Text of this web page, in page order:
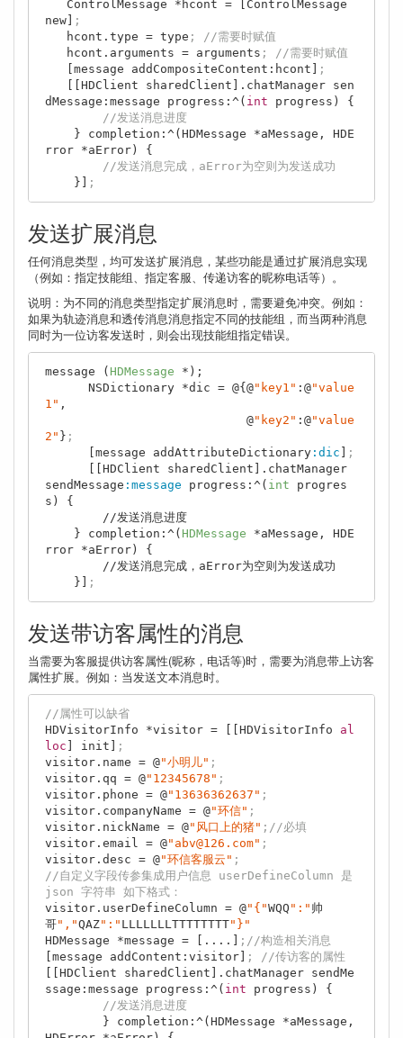
new]
;
   hcont.type = type
; //需要时赋值
   hcont.arguments = arguments
; //需要时赋值
   [message addCompositeContent:hcont]
;
dMessage:message progress:^( int progress) {
//发送消息进度
rror *aError) {
//发送消息完成，aError为空则为发送成功
    }]
;
发送扩展消息
任何消息类型，均可发送扩展消息，某些功能是通过扩展消息实现
（例如：指定技能组、指定客服、传递访客的昵称电话等）。
说明：为不同的消息类型指定扩展消息时，需要避免冲突。例如：
如果为轨迹消息和透传消息消息指定不同的技能组，而当两种消息
同时为一位访客发送时，则会出现技能组指定错误。
message ( HDMessage *);
      NSDictionary *dic = @{@
"key1" :@"value
1" ,
                            @
"key2" :@"value
2" } ;
      [message addAttributeDictionary
:dic
;
sendMessage :message progress:^( int progres
s) {
    } completion:^(
HDMessage *aMessage, HDE
rror *aError) {
    }]
;
发送带访客属性的消息
当需要为客服提供访客属性(昵称，电话等)时，需要为消息带上访客
属性扩展。例如：当发送文本消息时。
//属性可以缺省
HDVisitorInfo *visitor = [[HDVisitorInfo al
loc ] init]
;
visitor.name = @"小明儿" ;
visitor.qq = @"12345678" ;
visitor.phone = @"13636362637" ;
visitor.companyName = @"环信" ;
visitor.nickName = @"风口上的猪" ;//必填
visitor.email = @"abv@126.com" ;
visitor.desc = @"环信客服云" ;
//自定义字段传参集成用户信息 userDefineColumn 是
json 字符串 如下格式：
visitor.userDefineColumn = @"{"WQQ ":" 帅
哥","QAZ":" LLLLLLLTTTTTTTT"}"
HDMessage *message = [....]
;//构造相关消息
[message addContent:visitor]
; //传访客的属性
[[HDClient sharedClient].chatManager sendMe
ssage:message progress:^( int progress) {
//发送消息进度